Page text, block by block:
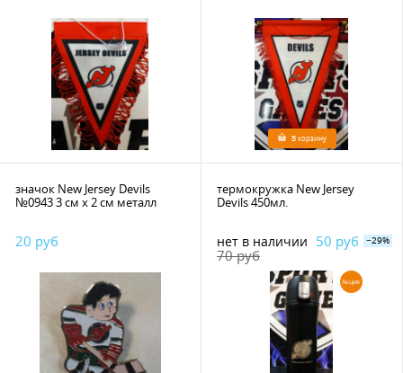
В корзину
значок New Jersey Devils
№0943 3 см х 2 см металл
20 руб
термокружка New Jersey
Devils 450мл.
нет в наличии
50 руб
70 руб
−29%
Акция